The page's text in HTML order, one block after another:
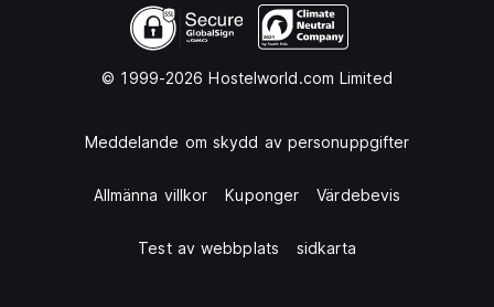
© 1999-2026 Hostelworld.com Limited
Meddelande om skydd av personuppgifter
Allmänna villkor Kuponger Värdebevis
Test av webbplats sidkarta